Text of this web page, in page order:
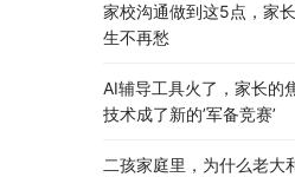
家校沟通做到这5点，家
生不再愁
AI辅导工具火了，家长的
技术成了新的’军备竞赛’
二孩家庭里，为什么老大